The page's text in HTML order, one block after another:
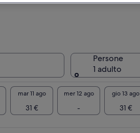
Persone
1 adulto
mar 11 ago
31 €
mer 12 ago
-
gio 13 ago
31 €